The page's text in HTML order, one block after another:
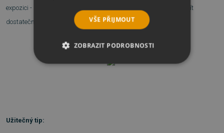
expozici - nesmí být přeexponované ani podexponované, a musí mít
dostatečný kontrast.
Doporučujeme program vyzkoušet:
Užitečný tip:
VŠE PŘIJMOUT
ZOBRAZIT PODROBNOSTI
NEZBYTNĚ NUTNÉ SOUBORY